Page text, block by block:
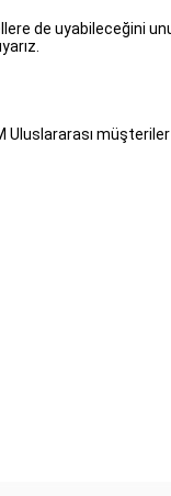
de uyabileceğini